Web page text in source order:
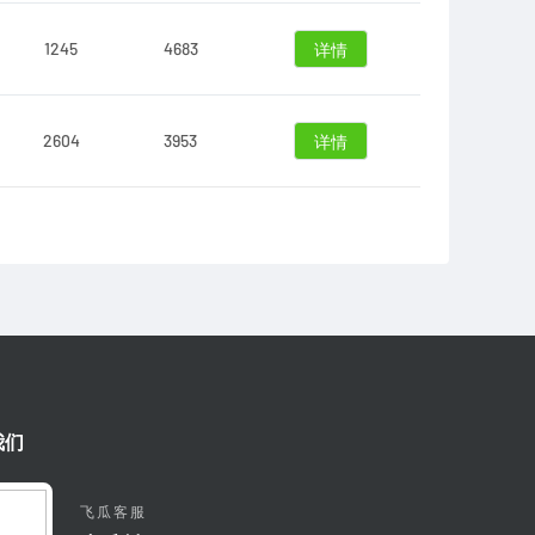
1245 4683 详情
2604 3953 详情
们
飞瓜客服